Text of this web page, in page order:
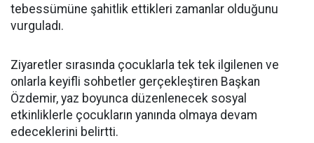
tebessümüne şahitlik ettikleri zamanlar olduğunu
vurguladı.
Ziyaretler sırasında çocuklarla tek tek ilgilenen ve
onlarla keyifli sohbetler gerçekleştiren Başkan
Özdemir, yaz boyunca düzenlenecek sosyal
etkinliklerle çocukların yanında olmaya devam
edeceklerini belirtti.